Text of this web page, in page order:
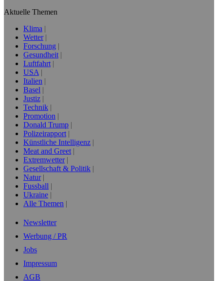
Aktuelle Themen
Klima
Wetter
Forschung
Gesundheit
Luftfahrt
USA
Italien
Basel
Justiz
Technik
Promotion
Donald Trump
Polizeirapport
Künstliche Intelligenz
Meat and Greet
Extremwetter
Gesellschaft & Politik
Natur
Fussball
Ukraine
Alle Themen
Newsletter
Werbung / PR
Jobs
Impressum
AGB